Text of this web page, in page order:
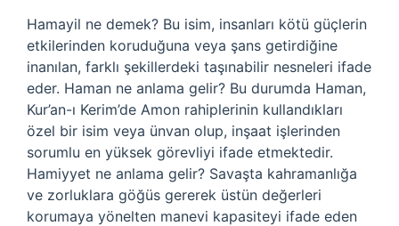
Hamayil ne demek? Bu isim, insanları kötü güçlerin
etkilerinden koruduğuna veya şans getirdiğine
inanılan, farklı şekillerdeki taşınabilir nesneleri ifade
eder. Haman ne anlama gelir? Bu durumda Haman,
Kur’an-ı Kerim’de Amon rahiplerinin kullandıkları
özel bir isim veya ünvan olup, inşaat işlerinden
sorumlu en yüksek görevliyi ifade etmektedir.
Hamiyyet ne anlama gelir? Savaşta kahramanlığa
ve zorluklara göğüs gererek üstün değerleri
korumaya yönelten manevi kapasiteyi ifade eden